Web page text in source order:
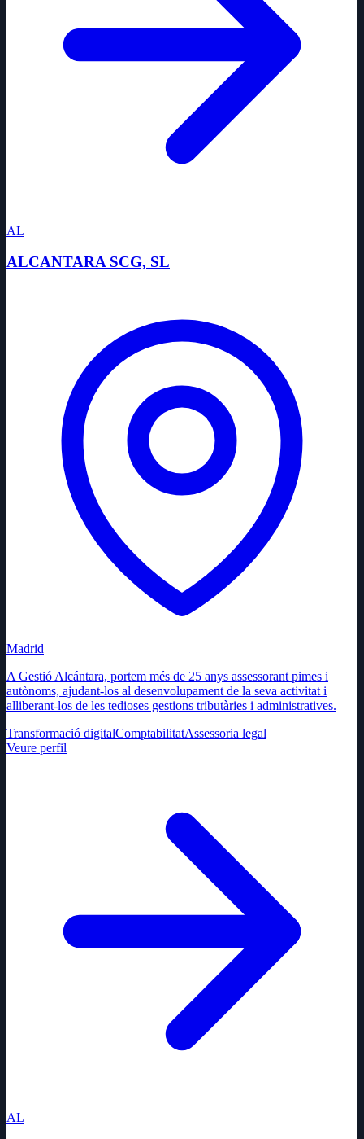
AL
ALCANTARA SCG, SL
Madrid
A Gestió Alcántara, portem més de 25 anys assessorant pimes i
autònoms, ajudant-los al desenvolupament de la seva activitat i
alliberant-los de les tedioses gestions tributàries i administratives.
Transformació digitalComptabilitatAssessoria legal
Veure perfil
AL